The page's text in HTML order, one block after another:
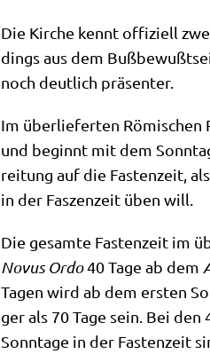
Die Kir­che kennt offi­zi­ell
dings aus dem
noch deut­lich präsenter.
Im über­lie­fer­ten Römi­schen
und beginnt mit dem
rei­tung auf die Fasten­zeit,
in der Fas­zen­zeit üben will.
Die gesam­te Fasten­zeit im
Novus Ordo40 Tage ab dem
Tagen wird ab dem ersten
ger als 70 Tage sein. Bei
Sonn­ta­ge in der Fasten­zeit